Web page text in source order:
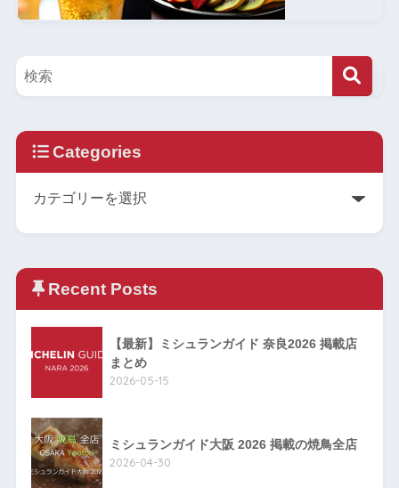
Categories
Recent Posts
【最新】ミシュランガイド 奈良2026 掲載店
まとめ
2026-05-15
ミシュランガイド大阪 2026 掲載の焼鳥全店
2026-04-30